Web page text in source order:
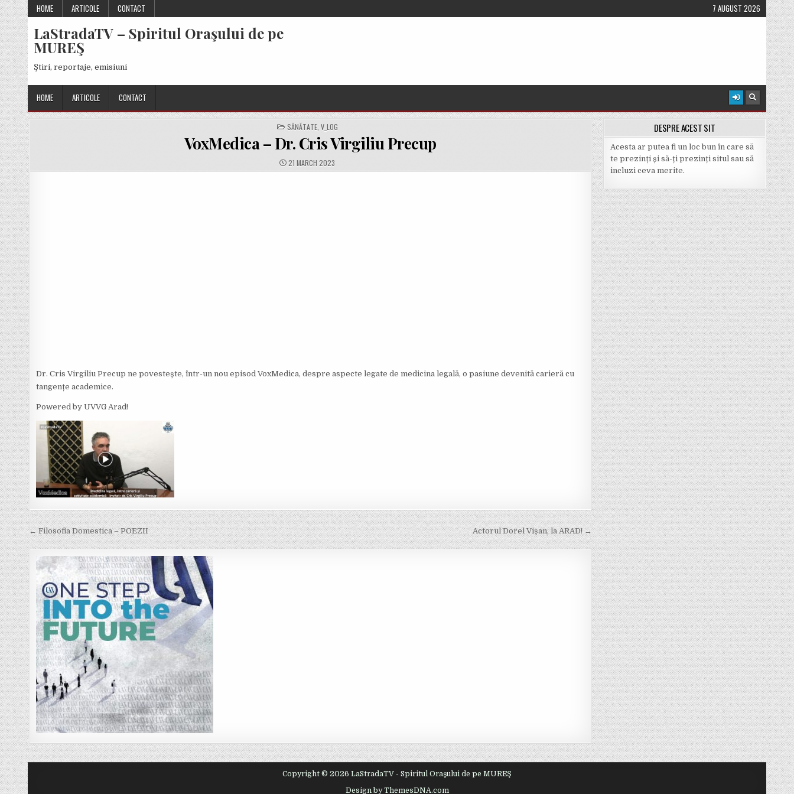
Skip
to
content
HOME ARTICOLE CONTACT 7 AUGUST 2026
LaStradaTV – Spiritul Oraşului de pe
MUREŞ
Ştiri, reportaje, emisiuni
HOME ARTICOLE CONTACT
POSTED
IN
SĂNĂTATE, V_LOG
VoxMedica – Dr. Cris Virgiliu Precup
PUBLISHED
DATE:
21 MARCH 2023
Dr. Cris Virgiliu Precup ne povestește, într-un nou episod VoxMedica, despre aspecte legate de medicina legală, o pasiune devenită carieră cu
tangențe academice.
Powered by UVVG Arad!
Post
navigation
Actorul Dorel Vişan, la ARAD! →
← Filosofia Domestica – POEZII
DESPRE ACEST SIT
Acesta ar putea fi un loc bun în care să
te prezinți și să-ți prezinți situl sau să
incluzi ceva merite.
Copyright © 2026 LaStradaTV - Spiritul Oraşului de pe MUREŞ
Design by ThemesDNA.com